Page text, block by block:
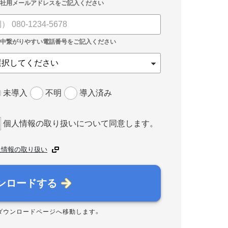
未導入 不明 導入済み
個人情報の取り扱いについて同意します。
報の取り扱い
ロードする
ウンロードページへ移動します。